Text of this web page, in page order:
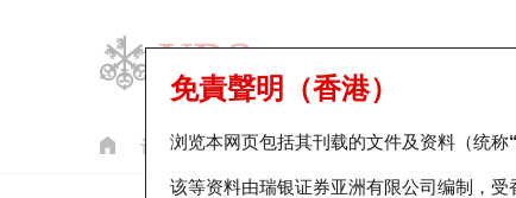
认股证 牛熊证 美股指数产品 轮证市场统
免責聲明（香港）
浏览本网页包括其刊载的文件及资料（统称
该等资料由瑞银证券亚洲有限公司编制，